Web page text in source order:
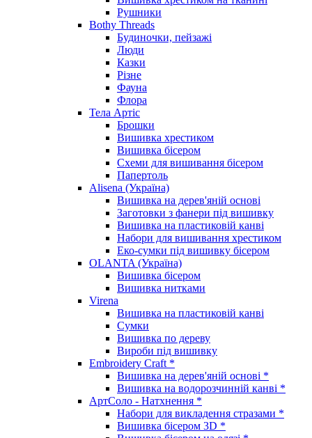
Рушники
Bothy Threads
Будиночки, пейзажі
Люди
Казки
Різне
Фауна
Флора
Тела Артіс
Брошки
Вишивка хрестиком
Вишивка бісером
Схеми для вишивання бісером
Папертоль
Alisena (Україна)
Вишивка на дерев'яній основі
Заготовки з фанери під вишивку
Вишивка на пластиковій канві
Набори для вишивання хрестиком
Еко-сумки під вишивку бісером
OLANTA (Україна)
Вишивка бісером
Вишивка нитками
Virena
Вишивка на пластиковій канві
Сумки
Вишивка по дереву
Вироби під вишивку
Embroidery Craft *
Вишивка на дерев'яній основі *
Вишивка на водорозчинній канві *
АртСоло - Натхнення *
Набори для викладення стразами *
Вишивка бісером 3D *